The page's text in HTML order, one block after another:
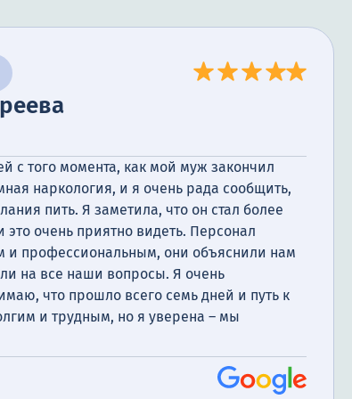
с того момента, как мой муж закончил
наркология, и я очень рада сообщить,
пить. Я заметила, что он стал более
очень приятно видеть. Персонал
и профессиональным, они объяснили нам
на все наши вопросы. Я очень
что прошло всего семь дней и путь к
и трудным, но я уверена – мы